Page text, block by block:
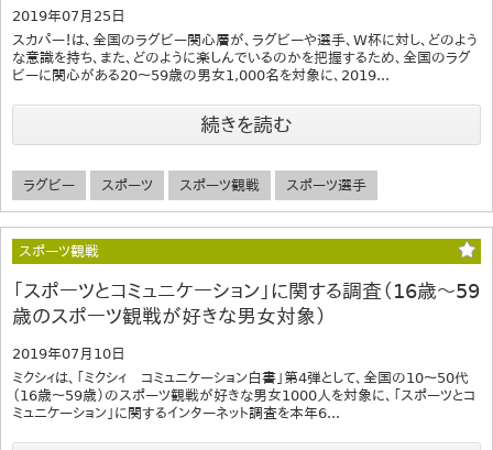
2019年07月25日
スカパー！は、全国のラグビー関心層が、ラグビーや選手、W杯に対し、どのよう
な意識を持ち、また、どのように楽しんでいるのかを把握するため、全国のラグ
ビーに関心がある20～59歳の男女1,000名を対象に、2019...
続きを読む
ラグビー スポーツ スポーツ観戦 スポーツ選手
スポーツ観戦
「スポーツとコミュニケーション」に関する調査（16歳～59
歳のスポーツ観戦が好きな男女対象）
2019年07月10日
ミクシィは、「ミクシィ コミュニケーション白書」第4弾として、全国の10～50代
（16歳～59歳）のスポーツ観戦が好きな男女1000人を対象に、「スポーツとコ
ミュニケーション」に関するインターネット調査を本年6...